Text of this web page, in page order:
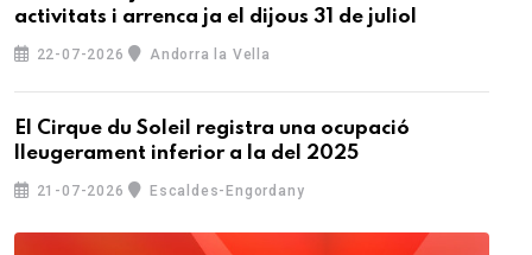
activitats i arrenca ja el dijous 31 de juliol
22-07-2026 Andorra la Vella
El Cirque du Soleil registra una ocupació
lleugerament inferior a la del 2025
21-07-2026 Escaldes-Engordany